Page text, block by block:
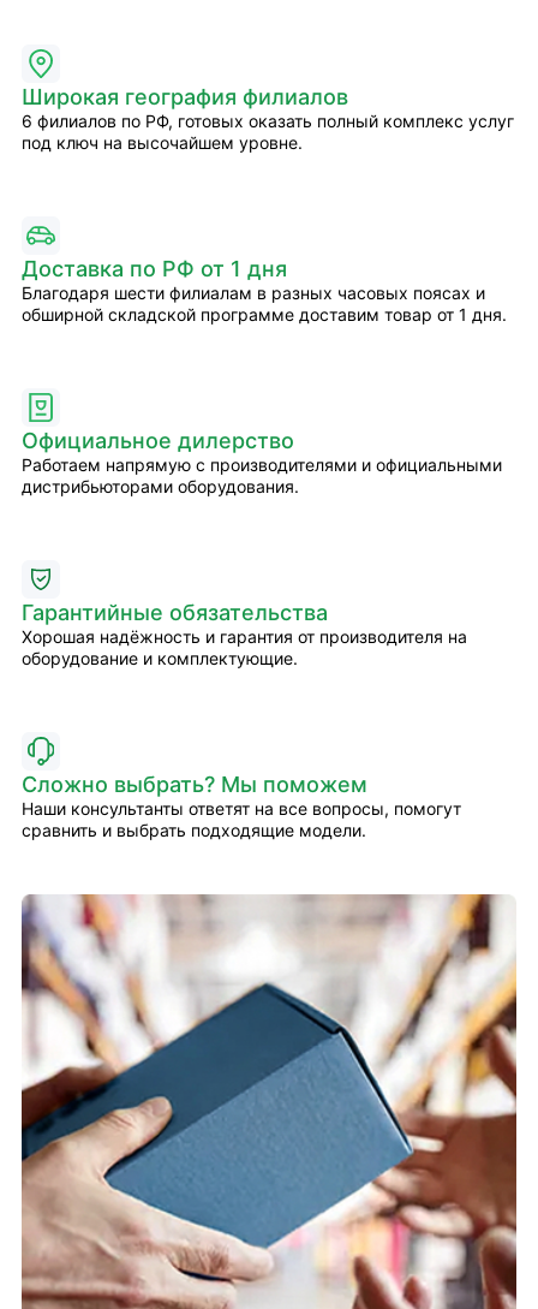
Широкая география филиалов
6 филиалов по РФ, готовых оказать полный комплекс услуг
под ключ на высочайшем уровне.
Доставка по РФ от 1 дня
Благодаря шести филиалам в разных часовых поясах и
обширной складской программе доставим товар от 1 дня.
Официальное дилерство
Работаем напрямую с производителями и официальными
дистрибьюторами оборудования.
Гарантийные обязательства
Хорошая надёжность и гарантия от производителя на
оборудование и комплектующие.
Сложно выбрать? Мы поможем
Наши консультанты ответят на все вопросы, помогут
сравнить и выбрать подходящие модели.